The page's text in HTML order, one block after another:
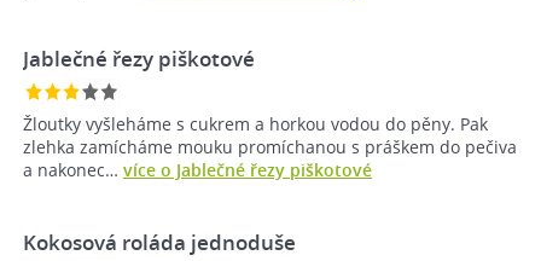
Jablečné řezy piškotové
Žloutky vyšleháme s cukrem a horkou vodou do pěny. Pak
zlehka zamícháme mouku promíchanou s práškem do pečiva
a nakonec… více o Jablečné řezy piškotové
Kokosová roláda jednoduše